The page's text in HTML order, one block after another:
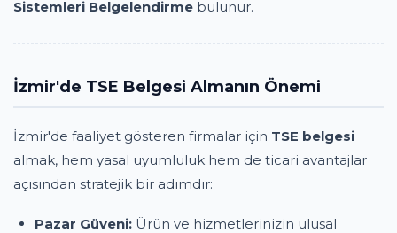
Sistemleri Belgelendirme bulunur.
İzmir'de TSE Belgesi Almanın Önemi
İzmir'de faaliyet gösteren firmalar için TSE belgesi
almak, hem yasal uyumluluk hem de ticari avantajlar
açısından stratejik bir adımdır:
Pazar Güveni: Ürün ve hizmetlerinizin ulusal